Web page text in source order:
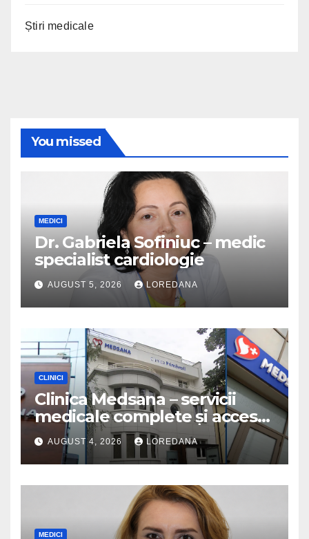
Știri medicale
You missed
MEDICI
Dr. Gabriela Sofiniuc – medic
specialist cardiologie
AUGUST 5, 2026 LOREDANA
CLINICI
Clinica Medsana – servicii
medicale complete și acces
la specialiști cu experiență
AUGUST 4, 2026 LOREDANA
MEDICI